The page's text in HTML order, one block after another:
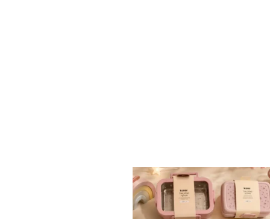
הקולקציה החדשה
9 4